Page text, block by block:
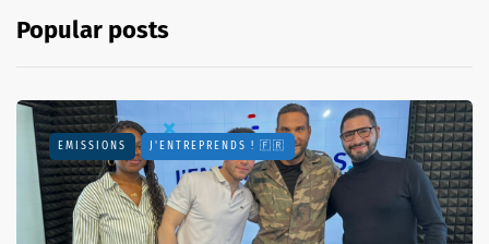
Popular posts
EMISSIONS J'ENTREPRENDS ! 🇫🇷